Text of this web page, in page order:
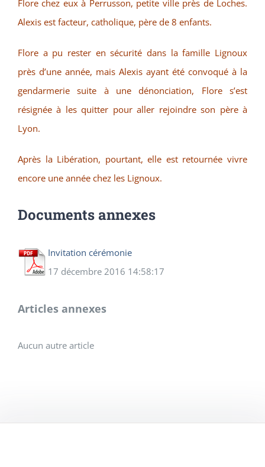
Flore chez eux à Perrusson, petite ville près de Loches.
Alexis est facteur, catholique, père de 8 enfants.
Flore a pu rester en sécurité dans la famille Lignoux
près d’une année, mais Alexis ayant été convoqué à la
gendarmerie suite à une dénonciation, Flore s’est
résignée à les quitter pour aller rejoindre son père à
Lyon.
Après la Libération, pourtant, elle est retournée vivre
encore une année chez les Lignoux.
Documents annexes
Invitation cérémonie
17 décembre 2016 14:58:17
Articles annexes
Aucun autre article